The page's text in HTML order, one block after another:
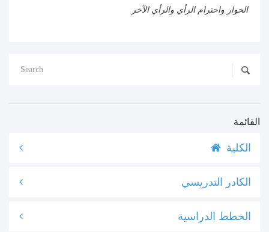
الحوار واحترام الرأي والرأي الآخر
القائمة
الكلية
الكادر التدريسي
الخطط الدراسية